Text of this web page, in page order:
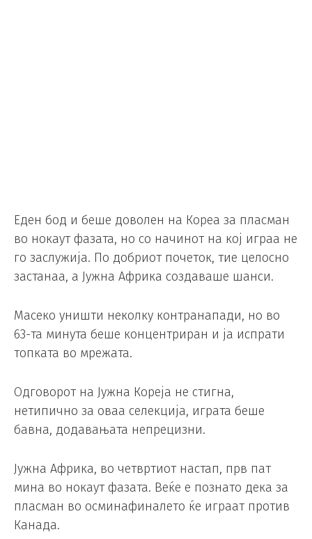
Еден бод и беше доволен на Кореа за пласман
во нокаут фазата, но со начинот на кој играа не
го заслужија. По добриот почеток, тие целосно
застанаа, а Јужна Африка создаваше шанси.
Масеко уништи неколку контранапади, но во
63-та минута беше концентриран и ја испрати
топката во мрежата.
Одговорот на Јужна Кореја не стигна,
нетипично за оваа селекција, играта беше
бавна, додавањата непрецизни.
Јужна Африка, во четвртиот настап, прв пат
мина во нокаут фазата. Веќе е познато дека за
пласман во осминафиналето ќе играат против
Канада.